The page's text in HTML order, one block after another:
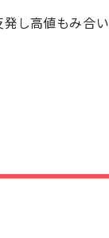
し高値もみ合い